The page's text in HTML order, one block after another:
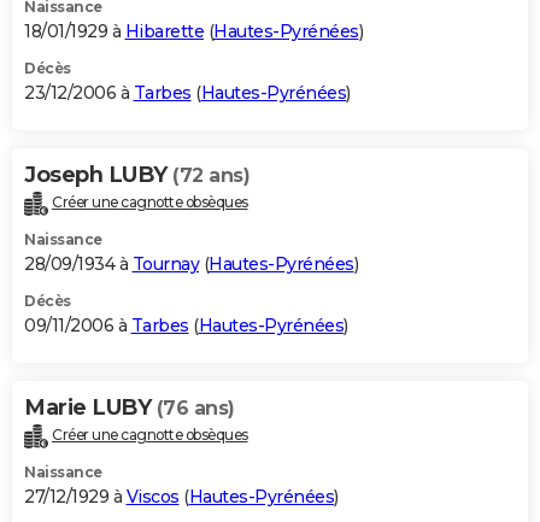
Naissance
18/01/1929 à Hibarette (Hautes-Pyrénées)
Décès
23/12/2006 à Tarbes (Hautes-Pyrénées)
Joseph LUBY (72 ans)
Créer une cagnotte obsèques
Naissance
28/09/1934 à Tournay(Hautes-Pyrénées)
Décès
09/11/2006 à Tarbes (Hautes-Pyrénées)
Marie LUBY (76 ans)
Créer une cagnotte obsèques
Naissance
27/12/1929 à Viscos (Hautes-Pyrénées)